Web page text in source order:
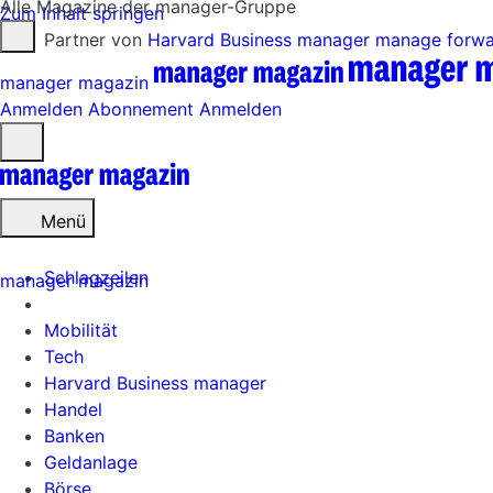
Zum Inhalt springen
Partner von Harvard Business manager manage
manager magazin
Anmelden Abonnement Anmelden
öffnen
Menü
Schlagzeilen
Mobilität
Tech
Harvard Business manager
Handel
Banken
Geldanlage
Börse
Alle Magazine der manager-Gruppe
manager magazin